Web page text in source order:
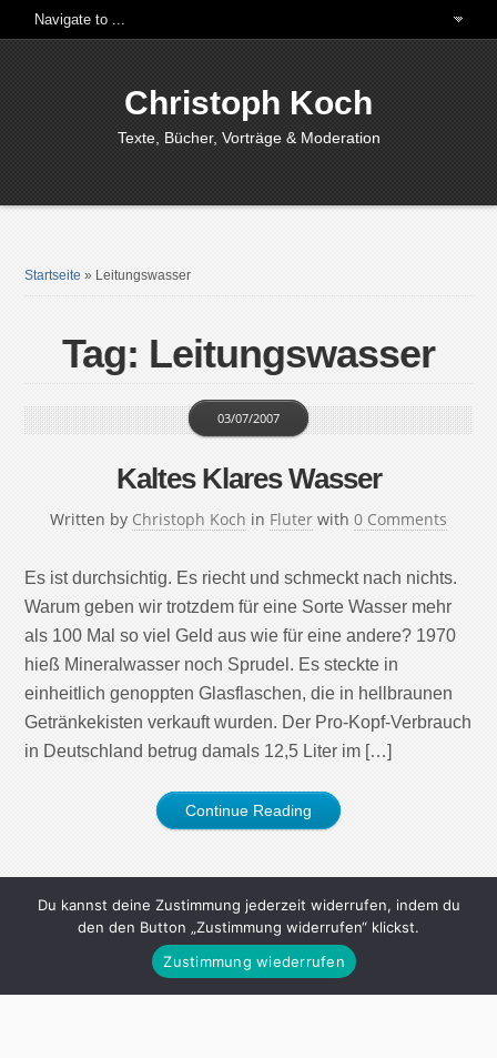
Christoph Koch
Texte, Bücher, Vorträge & Moderation
Startseite » Leitungswasser
Tag: Leitungswasser
Kaltes Klares Wasser
Written by Christoph Koch
03/07/2007
in Fluter with 0 Comments
Es ist durchsichtig. Es riecht und schmeckt nach nichts.
Warum geben wir trotzdem für eine Sorte Wasser mehr
als 100 Mal so viel Geld aus wie für eine andere? 1970
hieß Mineralwasser noch Sprudel. Es steckte in
einheitlich genoppten Glasflaschen, die in hellbraunen
Getränkekisten verkauft wurden. Der Pro-Kopf-Verbrauch
in Deutschland betrug damals 12,5 Liter im […]
Continue Reading
Du kannst deine Zustimmung jederzeit widerrufen, indem du
den den Button „Zustimmung widerrufen“ klickst.
Zustimmung wiederrufen